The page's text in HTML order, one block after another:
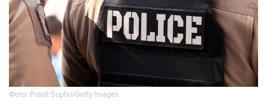
Фото: Prasit Supho/Getty Images